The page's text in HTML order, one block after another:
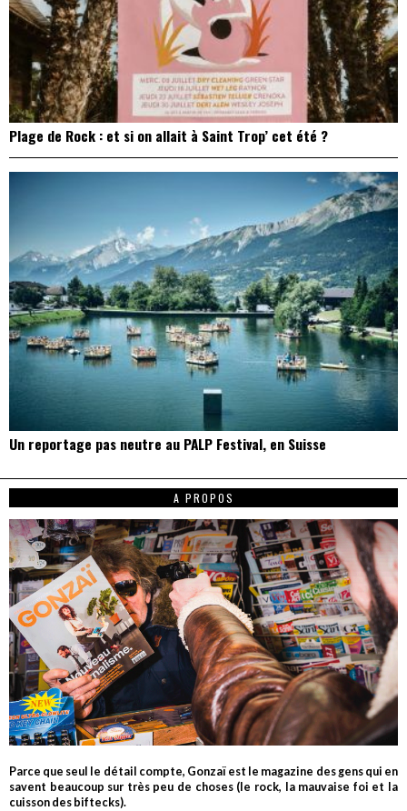
Plage de Rock : et si on allait à Saint Trop’ cet été ?
Un reportage pas neutre au PALP Festival, en Suisse
A PROPOS
Parce que seul le détail compte, Gonzaï est le magazine des gens qui en
savent beaucoup sur très peu de choses (le rock, la mauvaise foi et la
cuisson des biftecks).